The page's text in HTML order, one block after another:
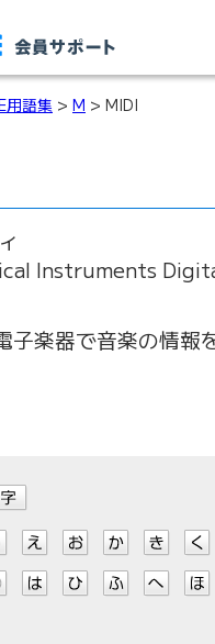
用語集 > M > MIDI
Instruments
子楽器で音楽の情報